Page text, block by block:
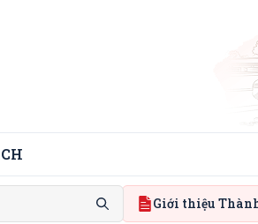
Giới thiệu